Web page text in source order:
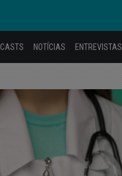
NOTÍCIAS ENTREVISTAS